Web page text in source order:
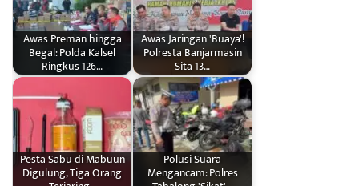
Awas Preman hingga
Begal: Polda Kalsel
Ringkus 126…
Awas Jaringan 'Buaya'!
Polresta Banjarmasin
Sita 13…
Pesta Sabu di Mabuun
Digulung, Tiga Orang
Polusi Suara
Mengancam: Polres